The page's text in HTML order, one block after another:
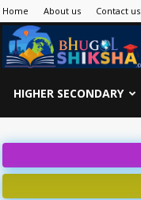
Home About us Contact us
HIGHER SECONDARY